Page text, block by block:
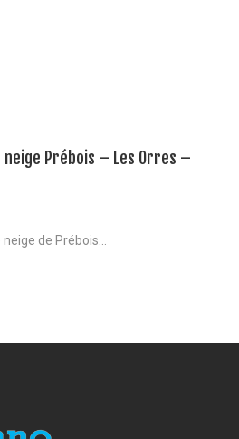
Prébois – Les Orres –
de Prébois...